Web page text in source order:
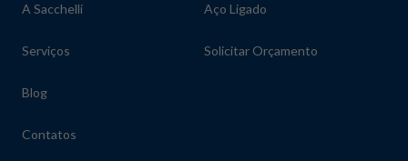
A Sacchelli
Serviços
Blog
Contatos
Aço Ligado
Solicitar Orçamento